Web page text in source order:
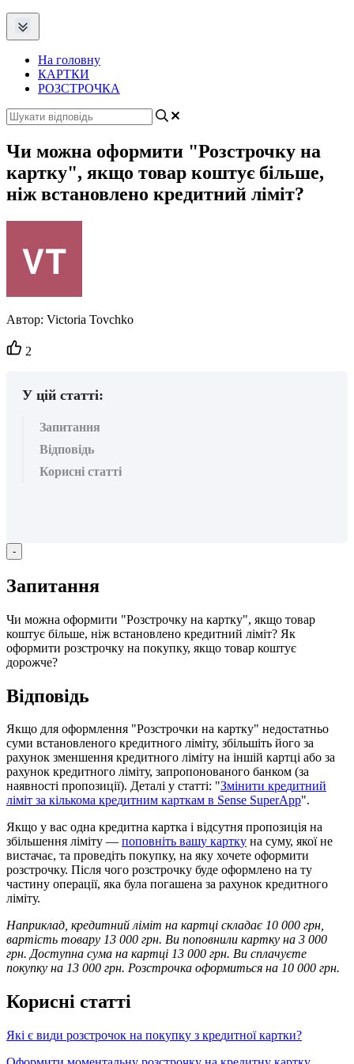
На головну
КАРТКИ
РОЗСТРОЧКА
Чи можна оформити "Розстрочку на
картку", якщо товар коштує більше,
ніж встановлено кредитний ліміт?
Автор: Victoria Tovchko
Кількість
вподобайок:
2
У цій статті:
Запитання
Відповідь
Корисні статті
-
Запитання
Чи можна оформити "Розстрочку на картку", якщо товар
коштує більше, ніж встановлено кредитний ліміт? Як
оформити розстрочку на покупку, якщо товар коштує
дорожче?
Відповідь
Якщо для оформлення "Розстрочки на картку" недостатньо
суми встановленого кредитного ліміту, збільшіть його за
рахунок зменшення кредитного ліміту на іншій картці або за
рахунок кредитного ліміту, запропонованого банком (за
наявності пропозиції). Деталі у статті: "Змінити кредитний
ліміт за кількома кредитним карткам в Sense SuperApp".
Якщо у вас одна кредитна картка і відсутня пропозиція на
збільшення ліміту — поповніть вашу картку на суму, якої не
вистачає, та проведіть покупку, на яку хочете оформити
розстрочку. Після чого розстрочку буде оформлено на ту
частину операції, яка була погашена за рахунок кредитного
ліміту.
Наприклад, кредитний ліміт на картці складає 10 000 грн,
вартість товару 13 000 грн. Ви поповнили картку на 3 000
грн. Доступна сума на картці 13 000 грн. Ви сплачуєте
покупку на 13 000 грн. Розстрочка оформиться на 10 000 грн.
Корисні статті
Які є види розстрочок на покупку з кредитної картки?